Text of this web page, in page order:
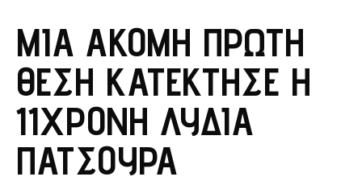
ΜΊΑ ΑΚΌΜΗ ΠΡΏΤΗ
ΘΈΣΗ ΚΑΤΈΚΤΗΣΕ Η
11ΧΡΟΝΗ ΛΥΔΊΑ
ΠΑΤΣΟΎΡΑ